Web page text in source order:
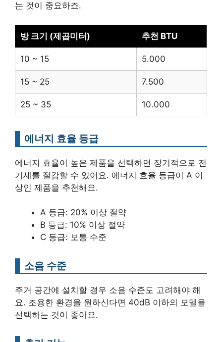
는 것이 중요하죠.
방 크기 (제곱미터) 추천 BTU
10 ~ 15 5.000
15 ~ 25 7.500
25 ~ 35 10.000
에너지 효율 등급
에너지 효율이 높은 제품을 선택하면 장기적으로 전
기세를 절감할 수 있어요. 에너지 효율 등급이 A 이
상인 제품을 추천해요.
A 등급: 20% 이상 절약
B 등급: 10% 이상 절약
C 등급: 보통 수준
소음 수준
주거 공간에 설치할 경우 소음 수준도 고려해야 해
요. 조용한 환경을 원하신다면 40dB 이하의 모델을
선택하는 것이 좋아요.